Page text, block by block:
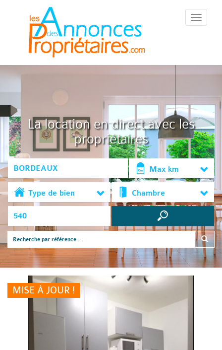
::Menu::
La location en direct avec les
propriétaires
Max km
Type de bien Chambre
MISE À JOUR !